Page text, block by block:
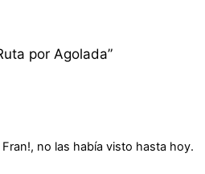
por Agolada”
no las había visto hasta hoy.